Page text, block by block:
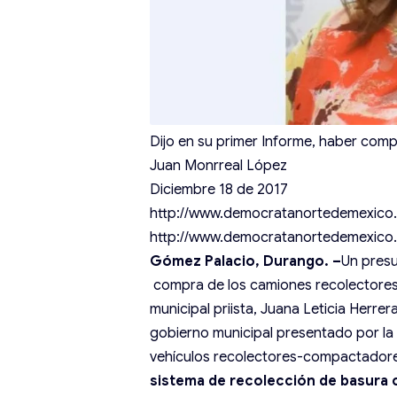
Dijo en su primer Informe, haber
Juan Monrreal López
Diciembre 18 de 2017
http://
http://
Gómez Palacio, Durango. –Un
compra de los camiones
municipal priista, Juana Leticia
gobierno municipal presentado por
vehículos recolectores-
sistema de recolección de basura